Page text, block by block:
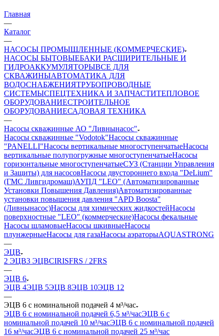
Главная
—
Каталог
—
НАСОСЫ ПРОМЫШЛЕННЫЕ (КОММЕРЧЕСКИЕ)
НАСОСЫ БЫТОВЫЕБАКИ РАСШИРИТЕЛЬНЫЕ И
ГИДРОАККУМУЛЯТОРЫВСЕ ДЛЯ
СКВАЖИНЫАВТОМАТИКА ДЛЯ
ВОДОСНАБЖЕНИЯТРУБОПРОВОДНЫЕ
СИСТЕМЫСПЕЦТЕХНИКА И ЗАПЧАСТИТЕПЛОВОЕ
ОБОРУДОВАНИЕСТРОИТЕЛЬНОЕ
ОБОРУДОВАНИЕСАДОВАЯ ТЕХНИКА
—
Насосы скважинные АО "Ливнынасос"
Насосы скважинные "Vodotok"Насосы скважинные
"PANELLI"Насосы вертикальные многоступенчатыеНасосы
вертикальные полупогружные многоступенчатыеНасосы
горизонтальные многоступенчатыеСУЗ (Станции Управления
и Защиты) для насосовНасосы двустороннего входа "DeLium"
(ГМС Ливгидромаш)АУПД "LEO" (Автоматизированные
Установки Повышения Давления)Автоматизированные
установки повышения давления "APD Boosta"
(Ливнынасос)Насосы для химических жидкостейНасосы
поверхностные "LEO" (коммерческие)Насосы фекальные
Насосы шламовыеНасосы шкивныеНасосы
плунжерныеНасосы для газаНасосы аэраторыAQUASTRONG
—
ЭЦВ
2 ЭЦВ3 ЭЦВCIRISFRS / 2FRS
—
ЭЦВ 6
ЭЦВ 4ЭЦВ 5ЭЦВ 8ЭЦВ 10ЭЦВ 12
—
ЭЦВ 6 с номинальной подачей 4 м³/час
ЭЦВ 6 с номинальной подачей 6,5 м³/часЭЦВ 6 с
номинальной подачей 10 м³/часЭЦВ 6 с номинальной подачей
16 м³/часЭЦВ 6 с номинальной подачей 25 м³/час